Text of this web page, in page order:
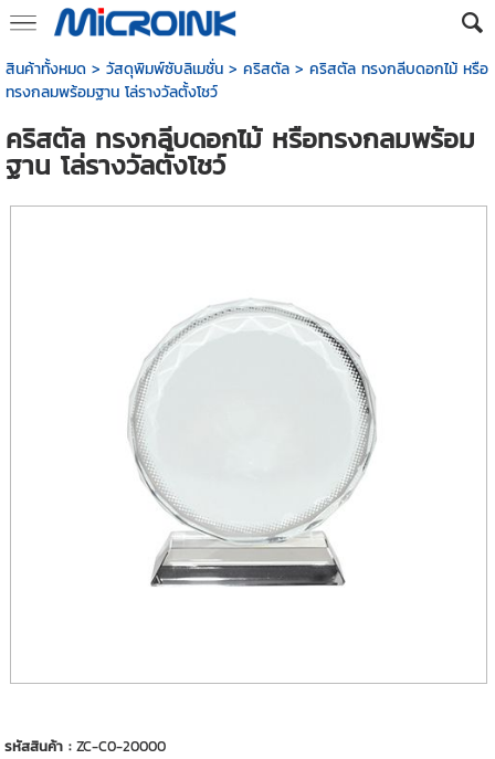
สินค้าทั้งหมด> วัสดุพิมพ์ซับลิเมชั่น> คริสตัล> คริสตัล ทรงกลีบดอกไม้ หรือ
ทรงกลมพร้อมฐาน โล่รางวัลตั้งโชว์
คริสตัล ทรงกลีบดอกไม้ หรือทรงกลมพร้อม
ฐาน โล่รางวัลตั้งโชว์
รหัสสินค้า :ZC-C0-20000